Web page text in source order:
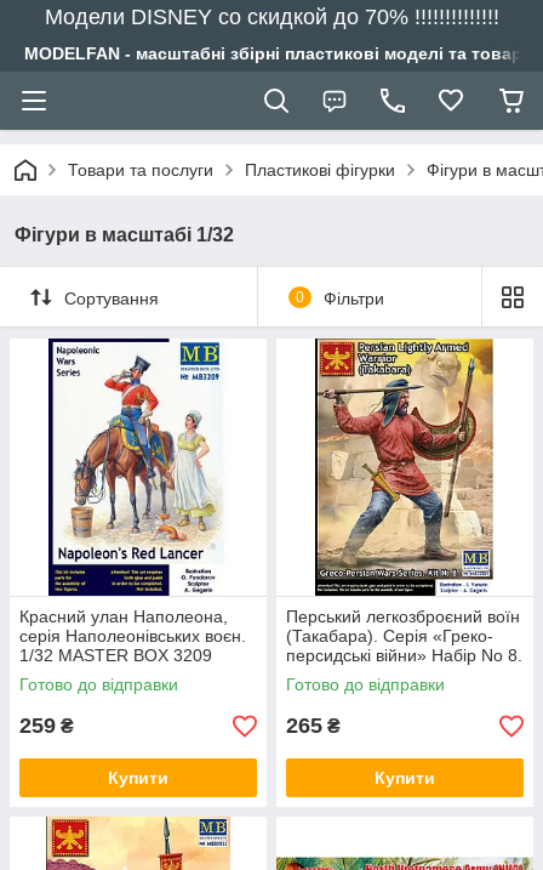
Модели DISNEY со скидкой до 70% !!!!!!!!!!!!!!
MODELFAN - масштабні збірні пластикові моделі та
Товари та послуги Пластикові фігурки Фігури в
Фігури в масштабі 1/32
Сортування 0 Фільтри
Красний улан Наполеона,
серія Наполеонівських воєн.
1/32 MASTER BOX 3209
Готово до відправки
259 ₴
Купити
Перський легкозброєний воїн
(Такабара). Серія «Греко-
персидські війни» Набір No 8.
1/32 MASTER BOX 32021
Готово до відправки
265 ₴
Купити